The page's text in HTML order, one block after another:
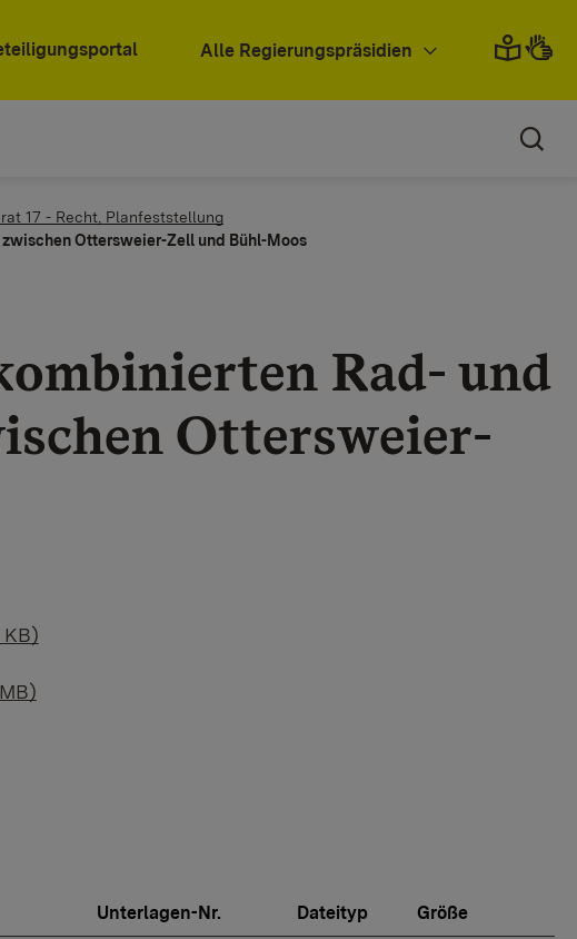
Alle Regierungspräsidien
17 - Recht, Planfeststellung
Ottersweier-Zell und Bühl-Moos
Rad- und
Ottersweier-
Unterlagen-Nr. Dateityp Größe